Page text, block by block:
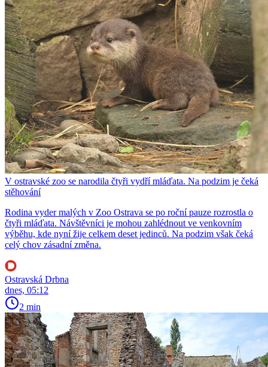
V ostravské zoo se narodila čtyři vydří mláďata. Na podzim je čeká
stěhování
Rodina vyder malých v Zoo Ostrava se po roční pauze rozrostla o
čtyři mláďata. Návštěvníci je mohou zahlédnout ve venkovním
výběhu, kde nyní žije celkem deset jedinců. Na podzim však čeká
celý chov zásadní změna.
Ostravská Drbna
dnes, 05:12
2 min